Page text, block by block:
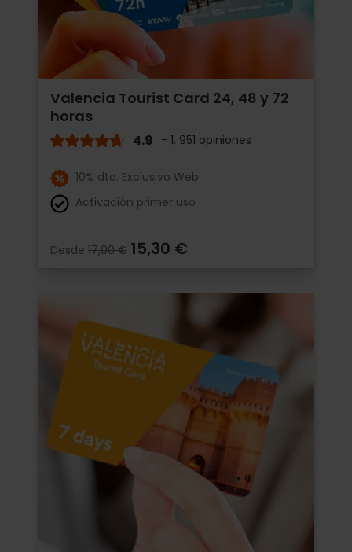
Valencia Tourist Card 24, 48 y 72
horas
4.9 - 1, 951 opiniones
10% dto. Exclusivo Web
Activación primer uso
Desde 17,00 € 15,30 €